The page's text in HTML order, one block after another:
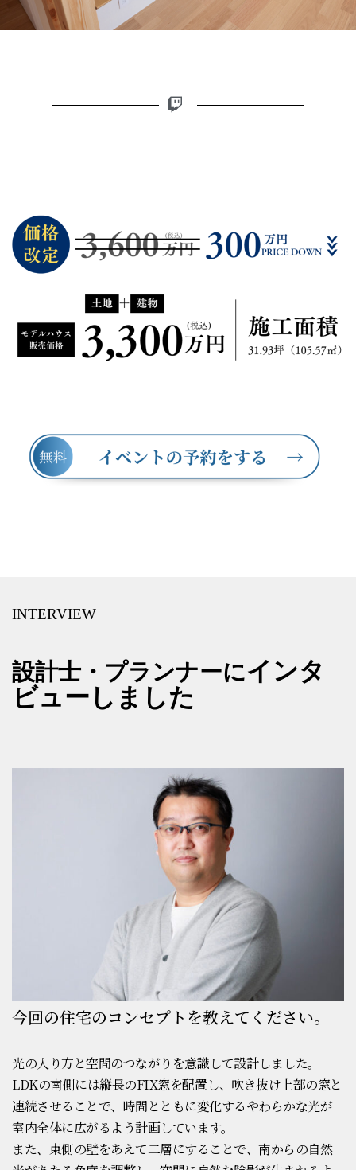
INTERVIEW
設計士・プランナーにインタ
ビューしました
今回の住宅のコンセプトを教えてください。
光の入り方と空間のつながりを意識して設計しました。
LDKの南側には縦長のFIX窓を配置し、吹き抜け上部の窓と
連続させることで、時間とともに変化するやわらかな光が
室内全体に広がるよう計画しています。
また、東側の壁をあえて二層にすることで、南からの自然